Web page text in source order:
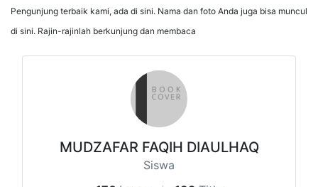
Pengunjung terbaik kami, ada di sini. Nama dan foto Anda juga bisa muncul
di sini. Rajin-rajinlah berkunjung dan membaca
MUDZAFAR FAQIH DIAULHAQ
Siswa